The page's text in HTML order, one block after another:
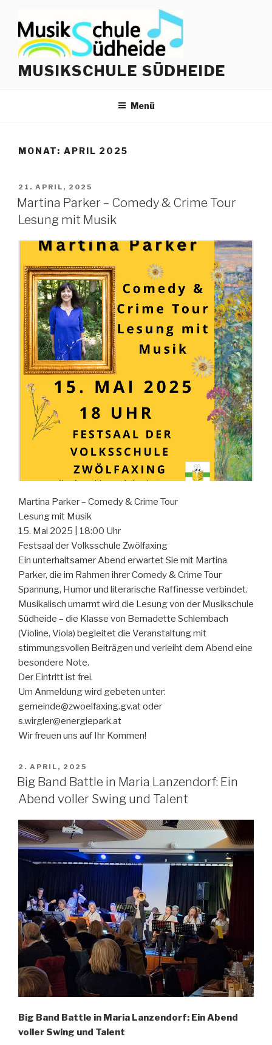
Inhalt
springen
MUSIKSCHULE SÜDHEIDE
Menü
MONAT: APRIL 2025
VERÖFFENTLICHT
AM
21. APRIL, 2025
Martina Parker – Comedy & Crime Tour
Lesung mit Musik
Martina Parker – Comedy & Crime Tour
Lesung mit Musik
15. Mai 2025 | 18:00 Uhr
Festsaal der Volksschule Zwölfaxing
Ein unterhaltsamer Abend erwartet Sie mit Martina
Parker, die im Rahmen ihrer Comedy & Crime Tour
Spannung, Humor und literarische Raffinesse verbindet.
Musikalisch umarmt wird die Lesung von der Musikschule
Südheide – die Klasse von Bernadette Schlembach
(Violine, Viola) begleitet die Veranstaltung mit
stimmungsvollen Beiträgen und verleiht dem Abend eine
besondere Note.
Der Eintritt ist frei.
Um Anmeldung wird gebeten unter:
gemeinde@zwoelfaxing.gv.at oder
s.wirgler@energiepark.at
Wir freuen uns auf Ihr Kommen!
VERÖFFENTLICHT
AM
2. APRIL, 2025
Big Band Battle in Maria Lanzendorf: Ein
Abend voller Swing und Talent
Big Band Battle in Maria Lanzendorf: Ein Abend
voller Swing und Talent